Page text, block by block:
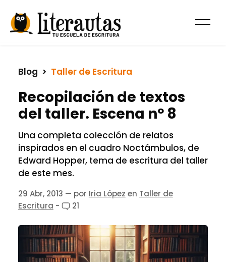
Blog
  >
Taller de Escritura
Recopilación de textos
del taller. Escena nº 8
Una completa colección de relatos
inspirados en el cuadro Noctámbulos, de
Edward Hopper, tema de escritura del taller
de este mes.
29 Abr, 2013 — por Iria López en Taller de
Escritura - 21